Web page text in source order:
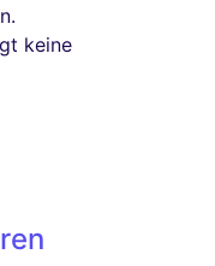
keine